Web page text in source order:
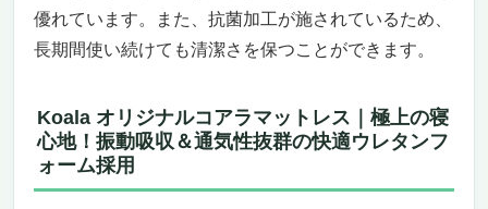
優れています。また、抗菌加工が施されているため、
長期間使い続けても清潔さを保つことができます。
Koala オリジナルコアラマットレス｜極上の寝
心地！振動吸収＆通気性抜群の快適ウレタンフ
ォーム採用